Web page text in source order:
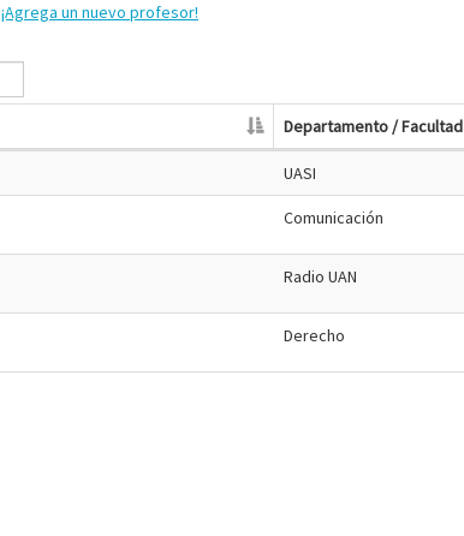
¡Agrega un nuevo profesor!
Departamento / Facultad
UASI
Comunicación
Radio UAN
Derecho